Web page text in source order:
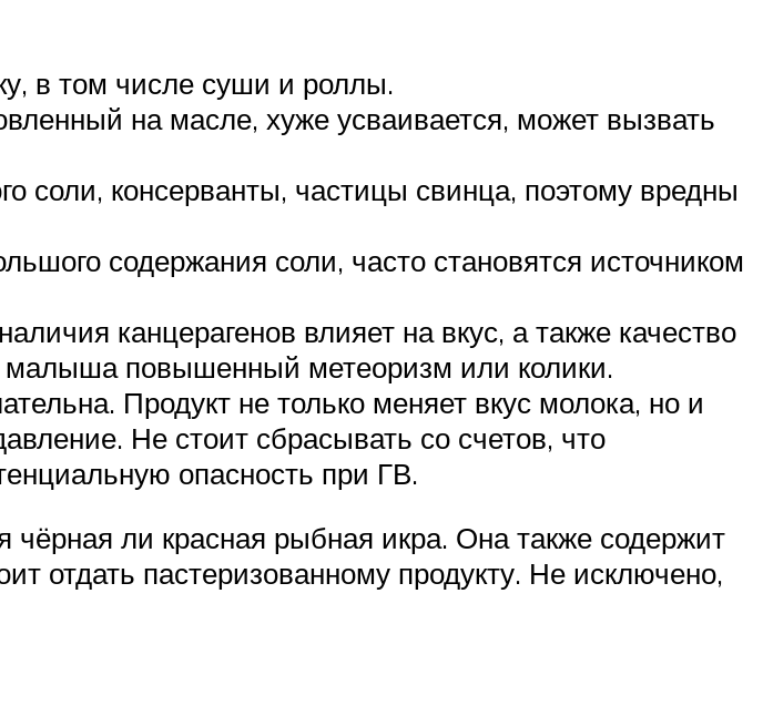
в том числе суши и роллы.
на масле, хуже усваивается, может вызвать
соли, консерванты, частицы свинца, поэтому вредны
содержания соли, часто становятся источником
канцерагенов влияет на вкус, а также качество
малыша повышенный метеоризм или колики.
Продукт не только меняет вкус молока, но и
Не стоит сбрасывать со счетов, что
опасность при ГВ.
ли красная рыбная икра. Она также содержит
отдать пастеризованному продукту. Не исключено,